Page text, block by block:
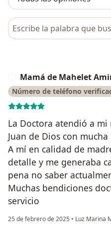
Busca en opiniones
Mamá de Mahelet
Número de teléfono
La Doctora atendió a mi
Juan de Dios con
A mí en calidad de
detalle y me generaba
pena no saber
Muchas bendiciones
servicio
25 de febrero de 2025 • Luz Marina